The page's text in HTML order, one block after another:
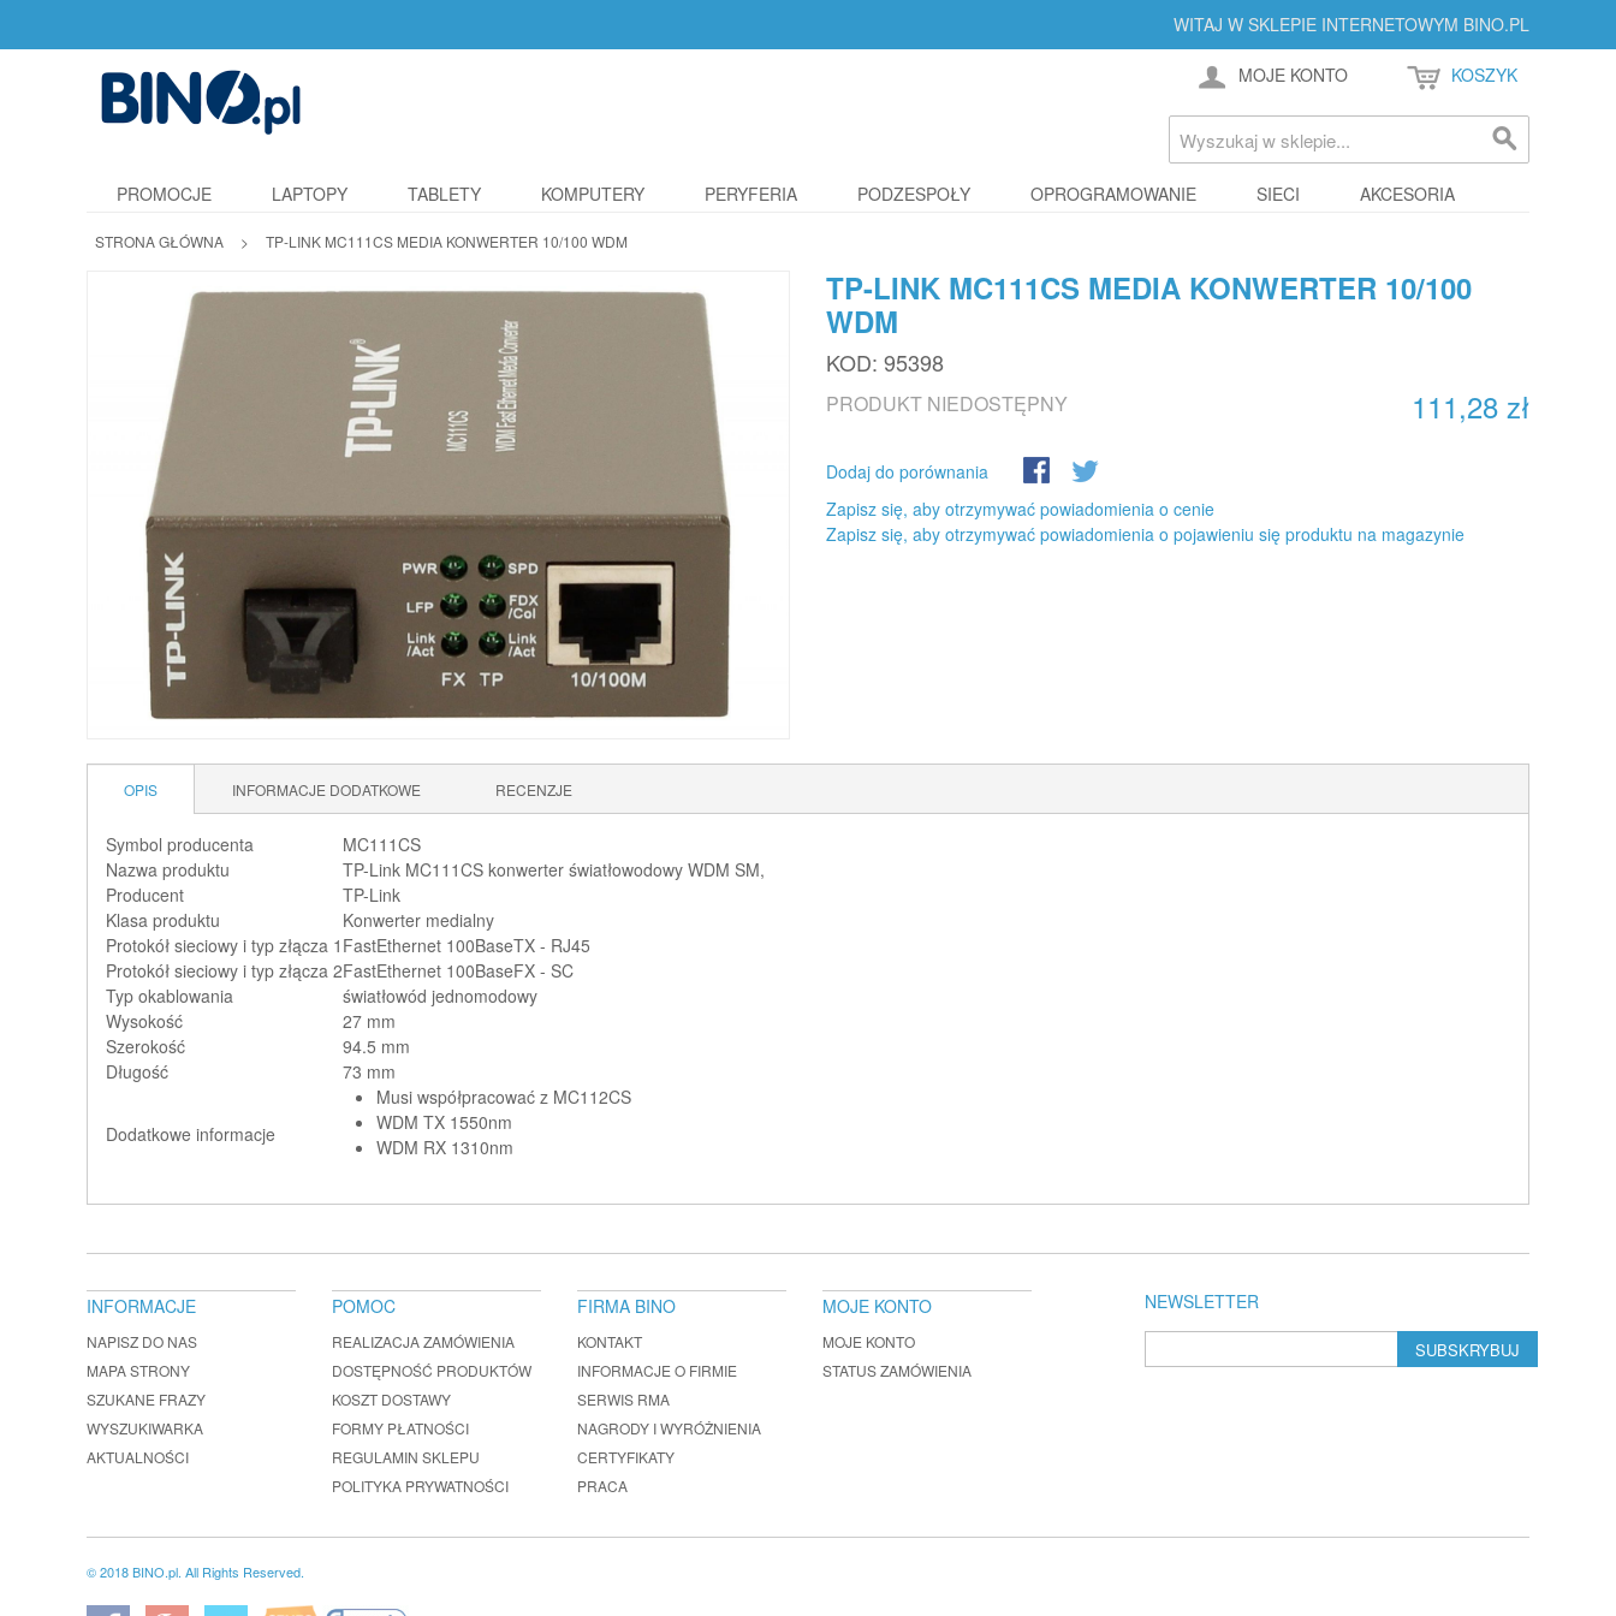
WITAJ W SKLEPIE INTERNETOWYM BINO.PL
MOJE KONTO KOSZYK
PROMOCJE LAPTOPY TABLETY KOMPUTERY PERYFERIA PODZESPOŁY OPROGRAMOWANIE SIECI AKCESORIA
STRONA GŁÓWNA > TP-LINK MC111CS MEDIA KONWERTER 10/100 WDM
TP-LINK MC111CS MEDIA KONWERTER 10/100
WDM
KOD: 95398
111,28 zł
PRODUKT NIEDOSTĘPNY
Dodaj do porównania
Zapisz się, aby otrzymywać powiadomienia o cenie
Zapisz się, aby otrzymywać powiadomienia o pojawieniu się produktu na magazynie
OPIS INFORMACJE DODATKOWE RECENZJE
Symbol producenta
MC111CS
Nazwa produktu
TP-Link MC111CS konwerter światłowodowy WDM SM,
Producent
TP-Link
Klasa produktu
Konwerter medialny
Protokół sieciowy i typ złącza 1 FastEthernet 100BaseTX - RJ45
Protokół sieciowy i typ złącza 2FastEthernet 100BaseFX - SC
Typ okablowania
światłowód jednomodowy
Wysokość
27 mm
Szerokość
94.5 mm
Długość
73 mm
Dodatkowe informacje
Musi współpracować z MC112CS
WDM TX 1550nm
WDM RX 1310nm
NEWSLETTER
SUBSKRYBUJ
INFORMACJE
NAPISZ DO NAS
MAPA STRONY
SZUKANE FRAZY
WYSZUKIWARKA
AKTUALNOŚCI
POMOC
REALIZACJA ZAMÓWIENIA
DOSTĘPNOŚĆ PRODUKTÓW
KOSZT DOSTAWY
FORMY PŁATNOŚCI
REGULAMIN SKLEPU
POLITYKA PRYWATNOŚCI
FIRMA BINO
KONTAKT
INFORMACJE O FIRMIE
SERWIS RMA
NAGRODY I WYRÓŻNIENIA
CERTYFIKATY
PRACA
MOJE KONTO
MOJE KONTO
STATUS ZAMÓWIENIA
© 2018 BINO.pl. All Rights Reserved.